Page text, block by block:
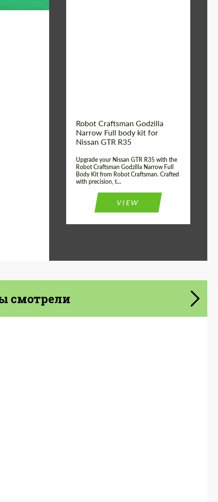
Robot Craftsman Godzilla
Narrow Full body kit for
Nissan GTR R35
Upgrade your Nissan GTR R35 with the
Robot Craftsman Godzilla Narrow Full
Body Kit from Robot Craftsman. Crafted
with precision, t...
VIEW
смотрели